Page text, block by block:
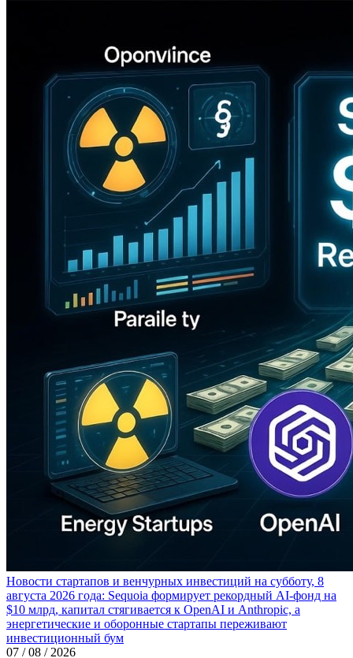
Новости стартапов и венчурных инвестиций на субботу, 8
августа 2026 года: Sequoia формирует рекордный AI-фонд на
$10 млрд, капитал стягивается к OpenAI и Anthropic, а
энергетические и оборонные стартапы переживают
инвестиционный бум
07 / 08 / 2026